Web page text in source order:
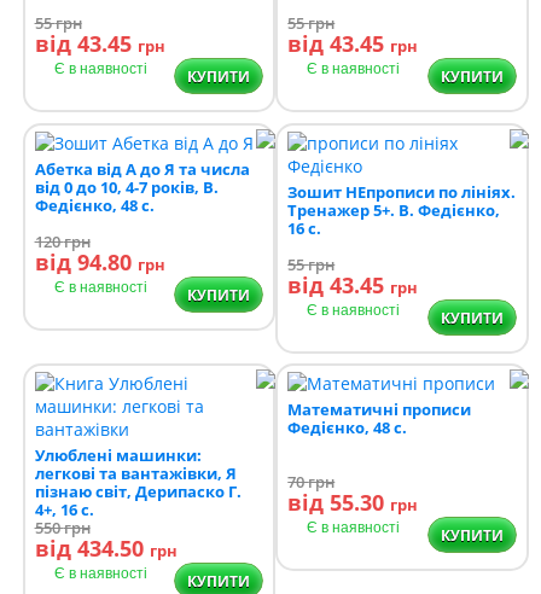
55грн
від 43.45 грн
Є в наявності КУПИТИ
55грн
від 43.45 грн
Є в наявності КУПИТИ
Абетка від А до Я та числа
від 0 до 10, 4-7 років, В.
Федієнко, 48 с.
120грн
від 94.80 грн
Є в наявності КУПИТИ
Зошит НЕпрописи по лініях.
Тренажер 5+. В. Федієнко,
16 с.
55грн
від 43.45 грн
Є в наявності КУПИТИ
Улюблені машинки:
легкові та вантажівки, Я
пізнаю світ, Дерипаско Г.
4+, 16 с.
550грн
від 434.50 грн
Є в наявності КУПИТИ
Математичні прописи
Федієнко, 48 с.
70грн
від 55.30 грн
Є в наявності КУПИТИ